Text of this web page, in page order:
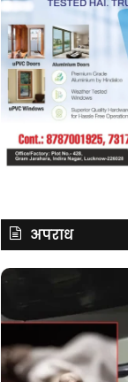
अपराध